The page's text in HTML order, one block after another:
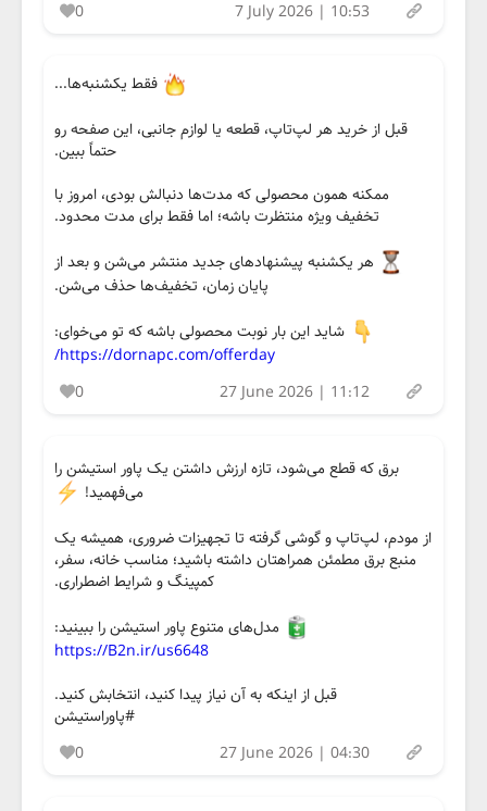
0 7 July 2026 | 10:53
فقط یکشنبه‌ها...
قبل از خرید هر لپ‌تاپ، قطعه یا لوازم جانبی، این صفحه رو
حتماً ببین.
ممکنه همون محصولی که مدت‌ها دنبالش بودی، امروز با
تخفیف ویژه منتظرت باشه؛ اما فقط برای مدت محدود.
هر یکشنبه پیشنهادهای جدید منتشر می‌شن و بعد از
پایان زمان، تخفیف‌ها حذف می‌شن.
شاید این بار نوبت محصولی باشه که تو می‌خوای:
https://dornapc.com/offerday/
0
27 June 2026 | 11:12
برق که قطع می‌شود، تازه ارزش داشتن یک پاور استیشن را
می‌فهمید!
از مودم، لپ‌تاپ و گوشی گرفته تا تجهیزات ضروری، همیشه یک
منبع برق مطمئن همراهتان داشته باشید؛ مناسب خانه، سفر،
کمپینگ و شرایط اضطراری.
مدل‌های متنوع پاور استیشن را ببینید:
https://B2n.ir/us6648
قبل از اینکه به آن نیاز پیدا کنید، انتخابش کنید.
#پاوراستیشن
0
27 June 2026 | 04:30